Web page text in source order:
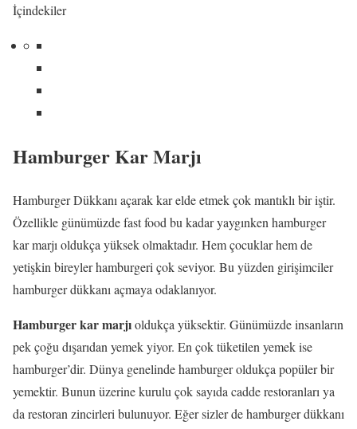
İçindekiler
Hamburger Kar Marjı
Hamburger Dükkanı açarak kar elde etmek çok mantıklı bir iştir.
Özellikle günümüzde fast food bu kadar yaygınken hamburger
kar marjı oldukça yüksek olmaktadır. Hem çocuklar hem de
yetişkin bireyler hamburgeri çok seviyor. Bu yüzden girişimciler
hamburger dükkanı açmaya odaklanıyor.
Hamburger kar marjıoldukça yüksektir. Günümüzde insanların
pek çoğu dışarıdan yemek yiyor. En çok tüketilen yemek ise
hamburger’dir. Dünya genelinde hamburger oldukça popüler bir
yemektir. Bunun üzerine kurulu çok sayıda cadde restoranları ya
da restoran zincirleri bulunuyor. Eğer sizler de hamburger dükkanı